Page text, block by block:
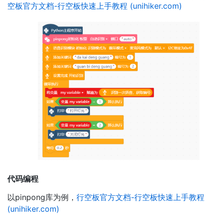
空板官方文档-行空板快速上手教程 (unihiker.com)
代码编程
以pinpong库为例， 行空板官方文档-行空板快速上手教程
(unihiker.com)